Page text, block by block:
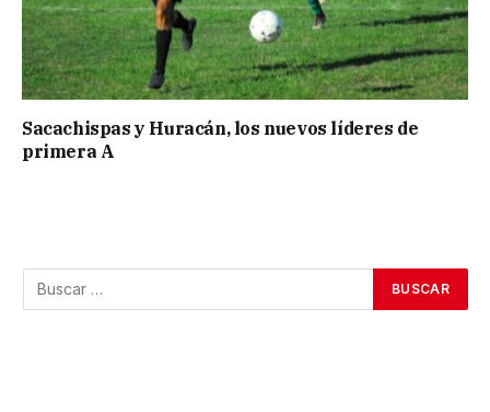
Sacachispas y Huracán, los nuevos líderes de
primera A